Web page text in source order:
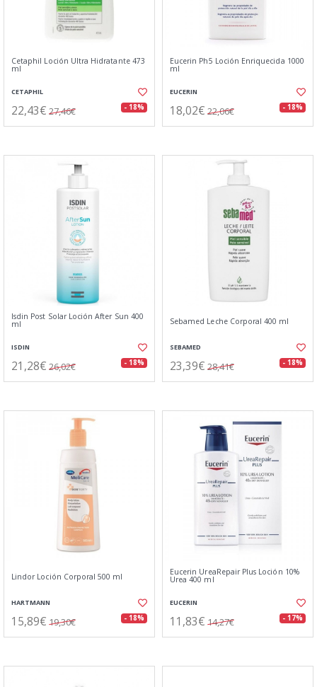
Cetaphil Loción Ultra Hidratante 473
ml
CETAPHIL
22,43€ 27,46€ - 18%
Eucerin Ph5 Loción Enriquecida 1000
ml
EUCERIN
18,02€ 22,06€ - 18%
Isdin Post Solar Loción After Sun 400
ml
ISDIN
21,28€ 26,02€ - 18%
Sebamed Leche Corporal 400 ml
SEBAMED
23,39€ 28,41€ - 18%
Lindor Loción Corporal 500 ml
HARTMANN
15,89€ 19,30€ - 18%
Eucerin UreaRepair Plus Loción 10%
Urea 400 ml
EUCERIN
11,83€ 14,27€ - 17%